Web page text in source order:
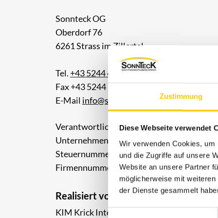
Zustimmung
Diese Webseite verwendet
Wir verwenden Cookies,
und die Zugriffe auf unsere
Website an unsere Partner
möglicherweise mit
der Dienste gesammelt
E
Sonnteck OG
Oberdorf 76
6261 Strass im Zillertal
Tel.+43 5244 63840
Fax +43 5244 63840-40
E-Mail info@sonnteck.at
Verantwortlicher-Website: Franz Molnar
Unternehmensgegenstand: Handel,
Steuernummer: ATU 63770137
Firmennummer: FN 300900a
Realisiert von:
KIM Krick Interactive Media GmbH + Co.